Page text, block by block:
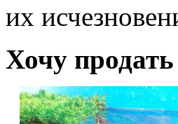
их
Хочу